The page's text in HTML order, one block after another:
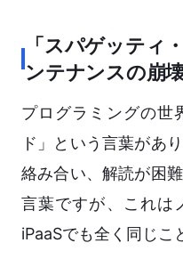
「スパゲッティ
ンテナンスの崩
プログラミングの世
ド」という言葉があ
絡み合い、解読が困
言葉ですが、これは
iPaaSでも全く同じこ